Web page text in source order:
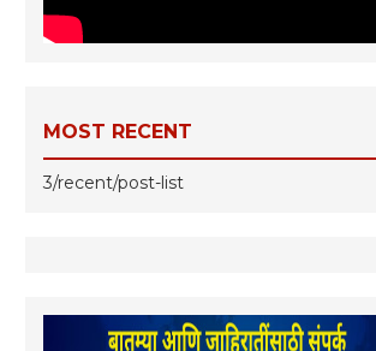
MOST RECENT
3/recent/post-list